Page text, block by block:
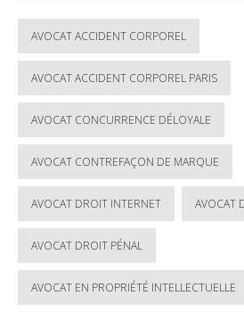
AVOCAT ACCIDENT CORPOREL
AVOCAT ACCIDENT CORPOREL PARIS
AVOCAT CONCURRENCE DÉLOYALE
AVOCAT CONTREFAÇON DE MARQUE
AVOCAT DROIT INTERNET AVOCAT
AVOCAT DROIT PÉNAL
AVOCAT EN PROPRIÉTÉ INTELLECTUELLE